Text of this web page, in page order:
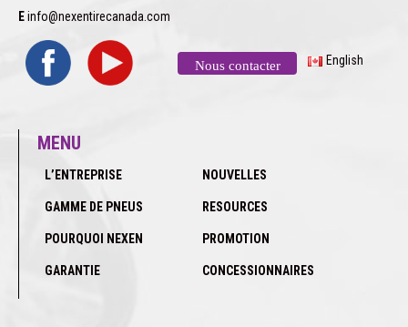
Einfo@nexentirecanada.com
Nous contacter English
MENU
L’ENTREPRISE
GAMME DE PNEUS
POURQUOI NEXEN
GARANTIE
NOUVELLES
RESOURCES
PROMOTION
CONCESSIONNAIRES